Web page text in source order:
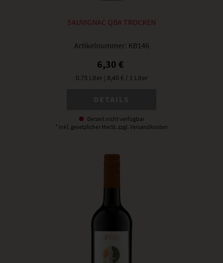
SAUVIGNAC QBA TROCKEN
Artikelnummer: KB146
6,30 €
0.75 Liter | 8,40 € / 1 Liter
Derzeit nicht verfügbar
* inkl. gesetzlicher MwSt.zzgl. Versandkosten